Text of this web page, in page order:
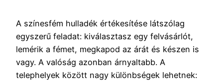
A színesfém hulladék értékesítése látszólag
egyszerű feladat: kiválasztasz egy felvásárlót,
lemérik a fémet, megkapod az árát és készen is
vagy. A valóság azonban árnyaltabb. A
telephelyek között nagy különbségek lehetnek: